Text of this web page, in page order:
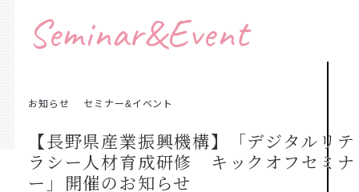
Seminar&Event
お知らせ セミナー&イベント
【長野県産業振興機構】「デジタルリテ
ラシー人材育成研修 キックオフセミナ
ー」開催のお知らせ